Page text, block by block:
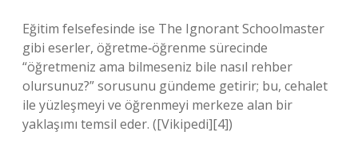
Eğitim felsefesinde ise The Ignorant Schoolmaster
gibi eserler, öğretme‑öğrenme sürecinde
“öğretmeniz ama bilmeseniz bile nasıl rehber
olursunuz?” sorusunu gündeme getirir; bu, cehalet
ile yüzleşmeyi ve öğrenmeyi merkeze alan bir
yaklaşımı temsil eder. ([Vikipedi][4])